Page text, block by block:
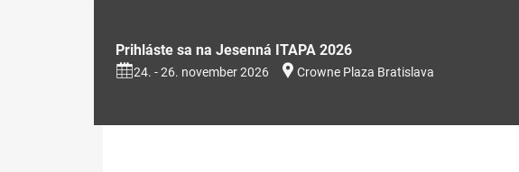
Prihláste sa na Jesenná ITAPA 2026
24. - 26. november 2026 Crowne Plaza Bratislava